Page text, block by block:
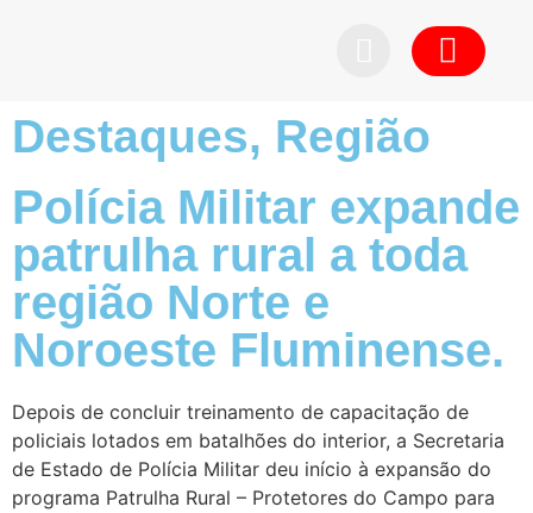
Destaques, Região
Polícia Militar expande
patrulha rural a toda
região Norte e
Noroeste Fluminense.
Depois de concluir treinamento de capacitação de
policiais lotados em batalhões do interior, a Secretaria
de Estado de Polícia Militar deu início à expansão do
programa Patrulha Rural – Protetores do Campo para